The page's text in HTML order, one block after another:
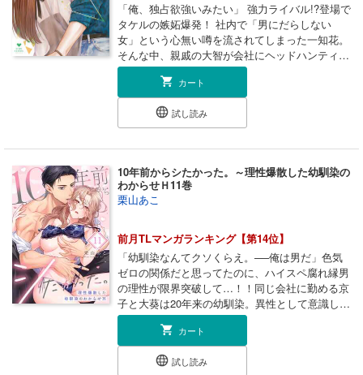
「俺、独占欲強いみたい」 強力ライバル!?登場で
タケルの嫉妬爆発！ 社内で「男にだらしない
女」という心無い噂を流されてしまった一知花。
そんな中、親戚の大智が会社にヘッドハンティン
グされてやってきた。 一知花のほのかな初恋の
相手である大智の登場に、タケルは嫉妬の炎を燃
やし…!? コミックス限定描き下ろし＆電子配信版
でしか読めない限定漫画付き♪ ※この作品は『復
縁なんていたしません！～カラダの相性抜群な元
カレと欲求不満な高正さんのリベンジH！？～』
act.18～act.23の内容が収録されています。重複
購入にご注意下さい。
カート
試し読み
10年前からシたかった。～理性爆散した幼馴染の
わからせＨ11巻
栗山あこ
前月TLマンガランキング【第14位】
「幼馴染なんてクソくらえ。──俺は男だ」色気
ゼロの関係だと思ってたのに、ハイスペ腐れ縁男
の理性が限界突破して…！！同じ会社に勤める京
子と大葵は20年来の幼馴染。異性として意識した
ことなんてない気の置けない仲だ。しかしオタク
の自分はさておき、大葵はモテるのにまったく女
っ気がない。不思議に思っていたある日、自分を
オカズにヌいている姿を目撃してしまって…！
カート
試し読み